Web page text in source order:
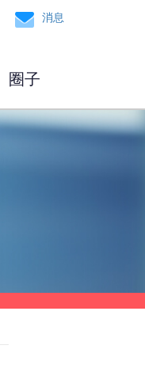
消息
圈子